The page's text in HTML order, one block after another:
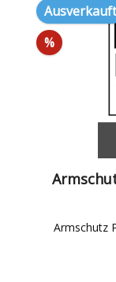
Ausverkauft
%
Armschutz